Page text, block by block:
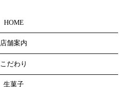
HOME
店舗案内
こだわり
生菓子